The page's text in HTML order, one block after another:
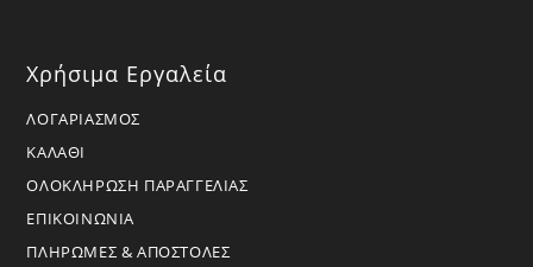
Χρήσιμα Εργαλεία
ΛΟΓΑΡΙΑΣΜΟΣ
ΚΑΛΑΘΙ
ΟΛΟΚΛΗΡΩΣΗ ΠΑΡΑΓΓΕΛΙΑΣ
ΕΠΙΚΟΙΝΩΝΙΑ
ΠΛΗΡΩΜΕΣ & ΑΠΟΣΤΟΛΕΣ